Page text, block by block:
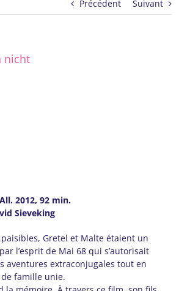
Précédent Suivant
nicht
2012, 92 min.
Sieveking
Gretel et Malte étaient un
l’esprit de Mai 68 qui s’autorisait
aventures extraconjugales tout en
famille unie.